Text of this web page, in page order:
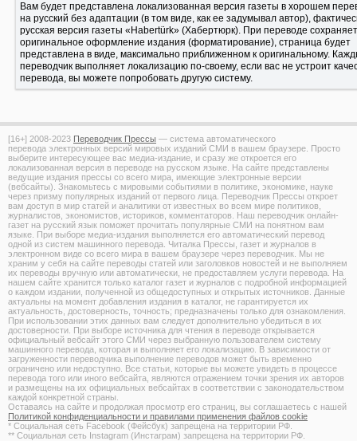
Вам будет представлена локализованная версия газеты в хорошем
на русский без адаптации (в том виде, как ее задумывал автор),
русская версия газеты «Habertürk» (Хабертюрк). При переводе
оригинальное оформление издания (форматирование), страница будет
представлена в виде, максимально приближенном к оригинальному.
переводчик выполняет локализацию по-своему, если вас не устроит
перевода, вы можете попробовать другую систему.
[16+] 2008-2023 Переводчик Прессы — система автоматического
перевода электронных версий мировых изданий СМИ в вашем браузере. Просто
выберите интересующее вас медиа-издание, и сразу же откроется его
локализованная версия в переводе на русском языке. На сайте представлены
ведущие издания прессы со всего мира, имеющие электронные версии
(вебсайты). Знакомьтесь с мировыми событиями в политике, экономике, науке
через призму популярных изданий от первого лица. Переводчик Прессы откроет
вам доступ в мир статей и аналитики от известных во всем мире политиков,
журналистов, экономистов, историков, комментаторов. Наш переводчик онлайн-
газет на русский язык поможет прочитать популярные СМИ на понятном вам
языке. При выборе медиа-издания выполняется его автоматический перевод
одной из систем машинного перевода. Читалка Прессы, газет и журналов в
электронном виде со всего мира в вашем браузере через переводчик. Мы не
храним у себя на сайте переводы статей или заголовков новостей и не выполняем
их переводы вручную или автоматически, не предоставляем услуги перевода. На
нашем сайте хранится только каталог газет и журналов с подробной информацией
о каждом издании, полученной из общедоступных и открытых источников. Данные
актуальны на момент добавления издания в каталог, не гарантируется их
актуальность, достоверность, точность; предназначены только для ознакомления.
При использовании этих данных вам следует дополнительно убедиться в их
достоверности. При выборе источника для чтения в переводе открывается
официальный вебсайт этого СМИ через выбранную пользователем систему
машинного перевода, которая и выполняет его локализацию. В зависимости от
загруженности переводчика выполнение переводов может быть временно
ограничено или недоступно. Все статьи, которые вы можете увидеть в процессе
перевода того или иного вебсайта, являются отражением точки зрения их авторов
и размещены на их официальных вебсайтах в соответствии с законодательством
каждой конкретной страны.
Оставаясь на сайте и продолжая просмотр его страниц, вы соглашаетесь с нашей
Политикой конфиденциальности и правилами применения файлов cookie
* Социальная сеть Facebook (Фейсбук) запрещена на территории РФ.
** Социальная сеть Instagram (Инстаграм) запрещена на территории РФ.